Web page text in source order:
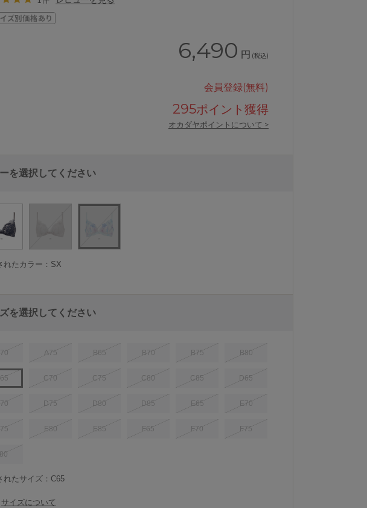
6,490 円 (税込)
会員登録(無料)
295ポイント獲得
オカダヤポイントについて >
を選択してください
れたカラー：SX
を選択してください
A75 B65 B70 B75 B80
C70 C75 C80 C85 D65
D75 D80 D85 E65 E70
E80 E85 F65 F70 F75
れたサイズ：C65
サイズについて